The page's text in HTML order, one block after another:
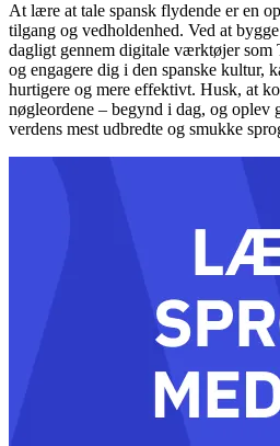
At lære at tale spansk flydende er en
tilgang og vedholdenhed. Ved at
dagligt gennem digitale værktøjer som
og engagere dig i den spanske kultur,
hurtigere og mere effektivt. Husk, at
nøgleordene – begynd i dag, og oplev
verdens mest udbredte og smukke